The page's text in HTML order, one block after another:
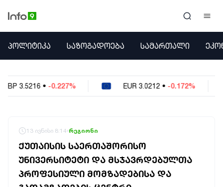
ᲞᲝᲚᲘᲢᲘᲙᲐ
ᲔᲙᲝᲜᲝᲛᲘᲙᲐ
ᲣᲪᲮᲝᲔᲗᲘ
ᲐᲛᲘᲜᲓᲘ
ᲡᲐᲛᲮᲔᲓᲠᲝ
ᲠᲔᲒᲘᲝᲜᲘ
ᲘᲜᲢᲔᲠᲕᲘᲣ
ᲞᲝᲚᲘᲢᲘᲙᲐ ᲡᲐᲖᲝᲒᲐᲓᲝᲔᲑᲐ ᲡᲐᲛᲐᲠᲗᲐᲚᲘ
EUR 3.0212 -0.172% USD 2.621
13 ივნისი 8:14 რეგიონი
ᲥᲣᲗᲐᲘᲡᲘᲡ ᲡᲐᲔᲠᲗᲐᲨᲝᲠᲘᲡᲝ
ᲣᲜᲘᲕᲔᲠᲡᲘᲢᲔᲢᲘ ᲓᲐ ᲛᲡᲯᲐᲕᲠᲓᲔᲑᲣᲚᲗᲐ
ᲞᲠᲝᲤᲔᲡᲘᲣᲚᲘ ᲛᲝᲛᲖᲐᲓᲔᲑᲘᲡᲐ ᲓᲐ